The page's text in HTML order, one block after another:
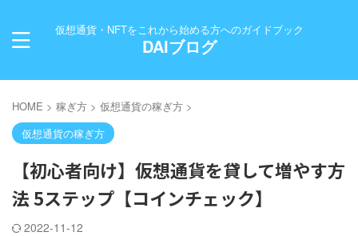
仮想通貨・NFTをこれから始める方へのガイドブック
DAIブログ
HOME > 稼ぎ方 > 仮想通貨の稼ぎ方 >
仮想通貨の稼ぎ方
【初心者向け】仮想通貨を貸して増やす方
法 5ステップ【コインチェック】
2022-11-12